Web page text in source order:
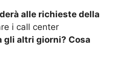
alle richieste della
i call center
gli altri giorni? Cosa